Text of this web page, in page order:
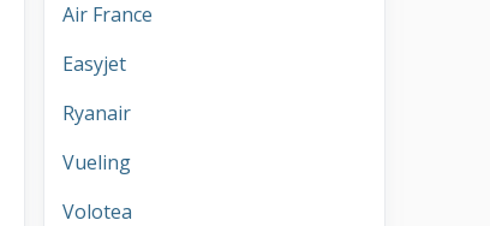
Air France
Easyjet
Ryanair
Vueling
Volotea